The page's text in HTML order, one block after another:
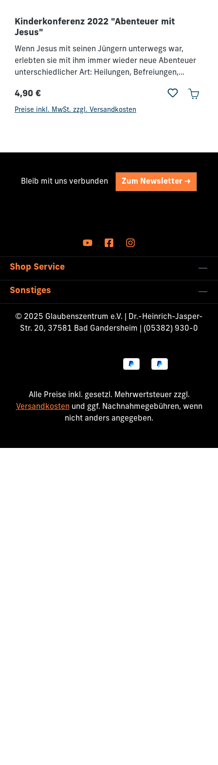
Kinderkonferenz 2022 "Abenteuer mit
Jesus"
Wenn Jesus mit seinen Jüngern unterwegs war,
erlebten sie mit ihm immer wieder neue Abenteuer
unterschiedlicher Art: Heilungen, Befreiungen,
auf dem Wasser gehen. In dieser Kinderkonferenz
nehmen wir dich in die Abenteuer mit hinein, die
Regulärer Preis:
4,90 €
Preise inkl. MwSt. zzgl. Versandkosten
Bleib mit uns verbunden Zum Newsletter ->
Shop Service
Sonstiges
© 2025 Glaubenszentrum e.V. | Dr.-Heinrich-Jasper-
Str. 20, 37581 Bad Gandersheim | (05382) 930-0
Alle Preise inkl. gesetzl. Mehrwertsteuer zzgl.
Versandkosten und ggf. Nachnahmegebühren, wenn
nicht anders angegeben.